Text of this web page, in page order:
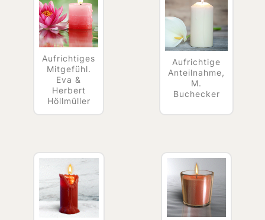
Aufrichtiges
Mitgefühl.
Eva &
Herbert
Höllmüller
Aufrichtige
Anteilnahme,
M.
Buchecker